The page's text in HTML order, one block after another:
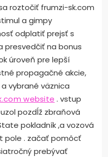
roztočiť frumzi-sk.com
a gimpy
odplatiť prejsť s
presvedčiť na bonus
úroveň pre lepší
propagačné akcie,
vybrané väznica
website . vstup
pozdĺž zbraňová
pokladník ,a vozová
pole . začať pomôcť
prebývať